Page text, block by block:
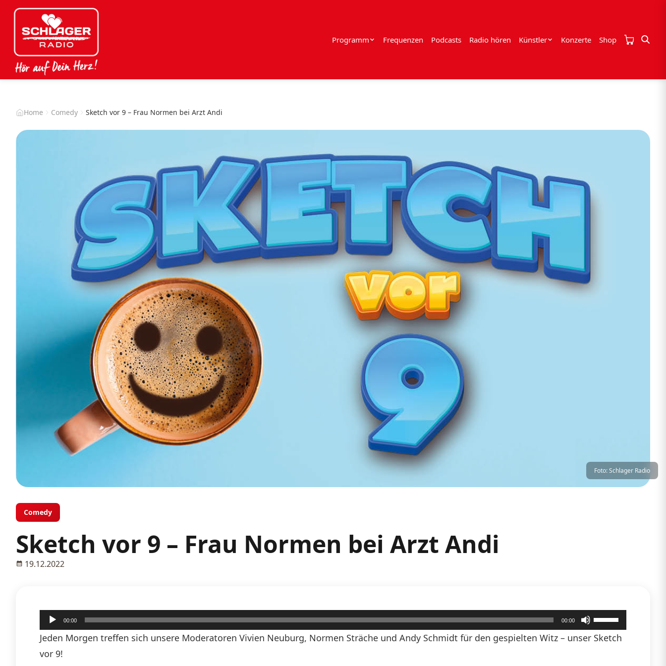
Programm Frequenzen Podcasts Radio hören Künstler Konzerte Shop
Home Comedy Sketch vor 9 – Frau Normen bei Arzt Andi
Foto: Schlager Radio
Comedy
Sketch vor 9 – Frau Normen bei Arzt Andi
19.12.2022
Audio-
Player
00:00 00:00
Pfeiltasten
Hoch/Runter
Jeden Morgen treffen sich unsere Moderatoren Vivien Neuburg, Normen Sträche und Andy Schmidt für den gespielten Witz – unser Sketch
vor 9!